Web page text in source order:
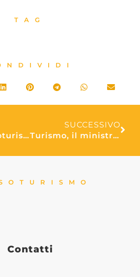
TAG
Turismo: Assoturismo Confesercenti-CST, consuntivo 2024 con il segno più, nell’anno circa 458,5 milioni di presenze, +2,5% rispetto al 2023
SUCCESSIVO
Turismo, il ministro Santanchè incontra le associazioni di categoria
Contatti